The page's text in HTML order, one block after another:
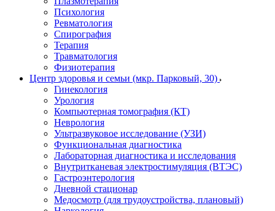
Психология
Ревматология
Спирография
Терапия
Травматология
Физиотерапия
Центр здоровья и семьи (мкр. Парковый, 30)
Гинекология
Урология
Компьютерная томография (КТ)
Неврология
Ультразвуковое исследование (УЗИ)
Функциональная диагностика
Лабораторная диагностика и исследования
Внутритканевая электростимуляция (ВТЭС)
Гастроэнтерология
Дневной стационар
Медосмотр (для трудоустройства, плановый)